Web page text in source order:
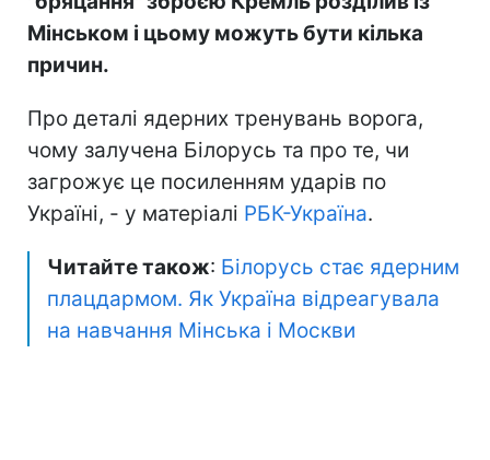
Мінськом і цьому можуть бути кілька
причин.
Про деталі ядерних тренувань ворога,
чому залучена Білорусь та про те, чи
загрожує це посиленням ударів по
Україні, - у матеріалі РБК-Україна.
Читайте також: Білорусь стає ядерним
плацдармом. Як Україна відреагувала
на навчання Мінська і Москви